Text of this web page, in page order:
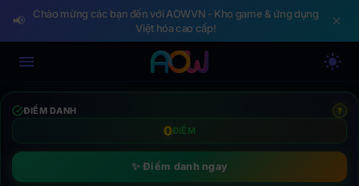
📢
Chào mừng các bạn đến với AOWVN - Kho game & ứng dụng
Việt hóa cao cấp!
ĐIỂM DANH ?
0ĐIỂM
✨ Điểm danh ngay